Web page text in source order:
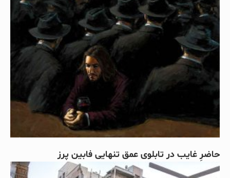
حاضرِ غایب در تابلوی عمق تنهایی فابین پرز